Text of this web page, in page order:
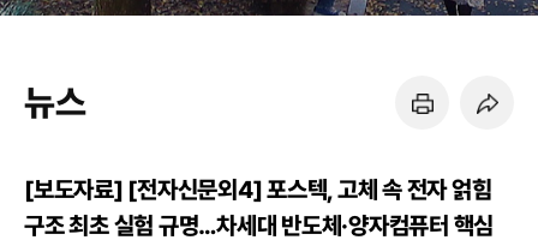
뉴스
[보도자료] [전자신문외4] 포스텍, 고체 속 전자 얽힘
구조 최초 실험 규명…차세대 반도체·양자컴퓨터 핵심